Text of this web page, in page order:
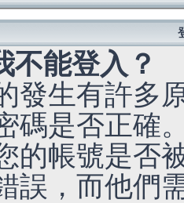
不能登入？
發生有許多
碼是否正確
的帳號是否
誤，而他們